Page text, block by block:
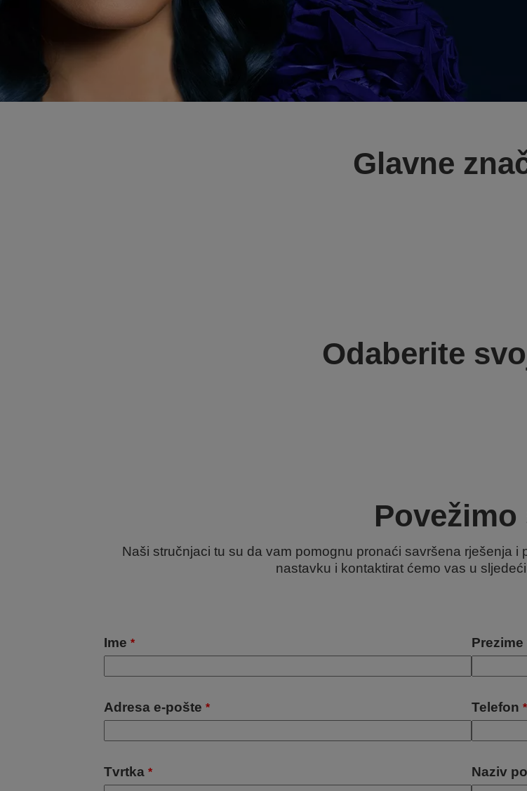
Glavne
Odaberite
Povežimo
Naši stručnjaci tu su da vam pomognu pronaći savršena rješenja
nastavku i kontaktirat ćemo vas u
Ime * Prezime
Adresa e-pošte * Telefon *
Tvrtka * Naziv